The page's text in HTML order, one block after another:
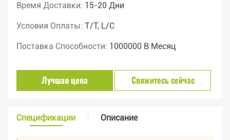
Время Доставки: 15-20 Дни
Условия Оплаты: T/T, L/C
Поставка Способности: 1000000 В Месяц
Лучшая цена Свяжитесь сейчас
Спецификации Описание